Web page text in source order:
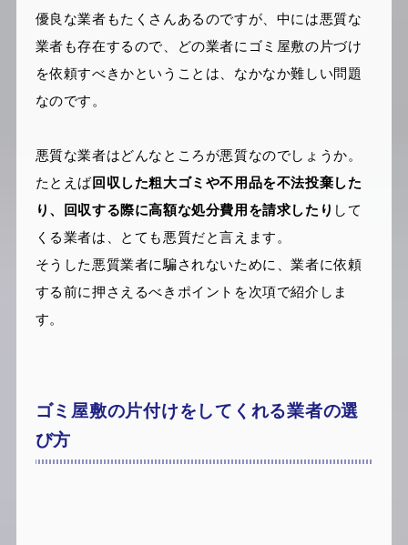
優良な業者もたくさんあるのですが、中には悪質な
業者も存在するので、どの業者にゴミ屋敷の片づけ
を依頼すべきかということは、なかなか難しい問題
なのです。
悪質な業者はどんなところが悪質なのでしょうか。
たとえば回収した粗大ゴミや不用品を不法投棄した
り、回収する際に高額な処分費用を請求したり して
くる業者は、とても悪質だと言えます。
そうした悪質業者に騙されないために、業者に依頼
する前に押さえるべきポイントを次項で紹介しま
す。
ゴミ屋敷の片付けをしてくれる業者の選
び方